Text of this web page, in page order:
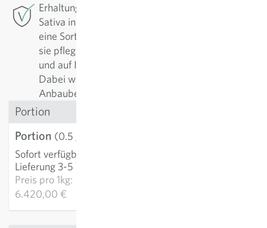
Erhaltungszüchtung: Für diese Sorte betreibt
Sativa in Rheinau die Erhaltungszüchtung. Um
eine Sorte in hoher Qualität zu sichern, muss man
sie pflegen. Regelmässig werden sie nachgebaut
und auf Ihre positiven Eigenschaften selektiert.
Dabei werden die Sorten fortlaufend den
Anbaubedingungen angepasst und verbessert.
Portion
Portion (0.5 g)
Sofort verfügbar
Lieferung 3-5 Tage
Preis pro1kg:
6.420,00 €